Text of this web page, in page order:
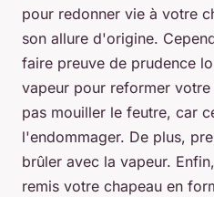
pour redonner vie à votre
son allure d'origine.
faire preuve de prudence
vapeur pour reformer votre
pas mouiller le feutre, car
l'endommager. De plus,
brûler avec la vapeur.
remis votre chapeau en